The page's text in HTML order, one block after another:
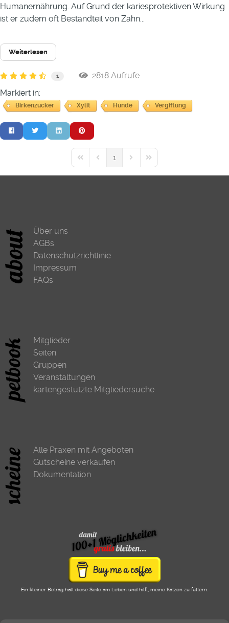
Humanernährung. Auf Grund der kariesprotektiven Wirkung
ist er zudem oft Bestandteil von Zahn...
Weiterlesen
1
2818 Aufrufe
Markiert in:
Birkenzucker Xylit Hunde Vergiftung
First PagePrevious Page
1
Next PageLast Page
Über uns
AGBs
Datenschutzrichtlinie
Impressum
FAQs
Mitglieder
Seiten
Gruppen
Veranstaltungen
kartengestützte Mitgliedersuche
Alle Praxen mit Angeboten
Gutscheine verkaufen
Dokumentation
Ein kleiner Betrag hält diese Seite am Leben und hilft, meine Katzen zu füttern.